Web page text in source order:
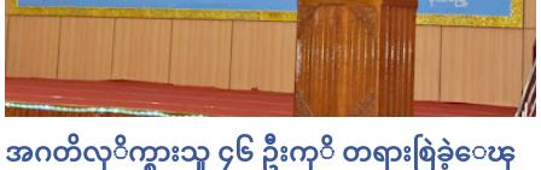
အဂတိလုိက္စားသူ ၄၆ ဦးကုိ တရားစြဲခဲ့ေၾ